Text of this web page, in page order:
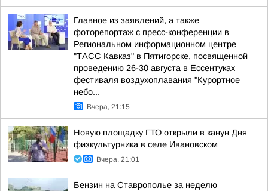
Главное из заявлений, а также
фоторепортаж с пресс-конференции в
Региональном информационном центре
"ТАСС Кавказ" в Пятигорске, посвященной
проведению 26-30 августа в Ессентуках
фестиваля воздухоплавания "Курортное
небо...
Вчера, 21:15
Новую площадку ГТО открыли в канун Дня
физкультурника в селе Ивановском
Вчера, 21:01
Бензин на Ставрополье за неделю